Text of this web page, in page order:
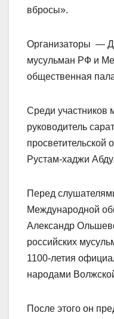
вбросы».
Организаторы —
мусульман РФ и
общественная
Среди участников
руководитель
просветительской
Рустам-хаджи
Перед
Международной
Александр
российских
1100-летия
народами
После этого он